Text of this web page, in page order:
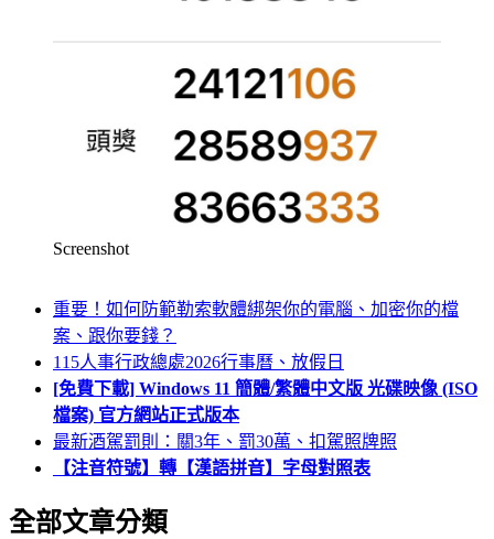
Screenshot
重要！如何防範勒索軟體綁架你的電腦、加密你的檔
案、跟你要錢？
115人事行政總處2026行事曆、放假日
[免費下載] Windows 11 簡體/繁體中文版 光碟映像 (ISO
檔案) 官方網站正式版本
最新酒駕罰則：關3年、罰30萬、扣駕照牌照
【注音符號】轉【漢語拼音】字母對照表
全部文章分類